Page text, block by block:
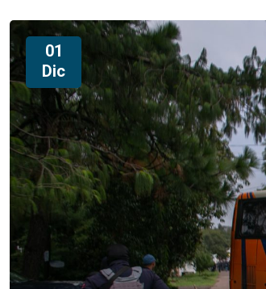
01
Dic